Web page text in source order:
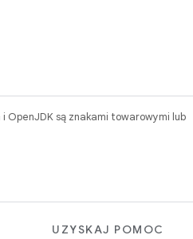
i OpenJDK są znakami towarowymi lub
UZYSKAJ POMOC